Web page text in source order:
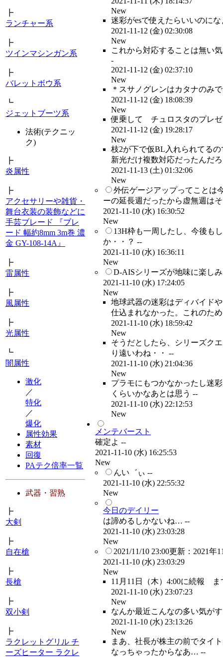
┣
ランチャー系
┣
ツインマシンガン系
┣
バレットボウ系
┗
ジェットブーツ系
法術(テクニッ
ク)
┣
炎属性
┣
アクセサリーや雑貨・
舞台衣装の装飾などに
手芸ブレード 『ブレ
ード 幅約8mm 3m巻 濃
金 GY-108-14A』
┣
雷属性
┣
風属性
┣
光属性
┗
闇属性
激化
／
特化
／
爆化
属性効果
素材
回復
PAテク倍率一覧
武器・習熟
┣
大剣
┣
自在槍
┣
長槍
┣
双小剣
┣
ラクレットグリル チ
ーズヒーター ラクレ
New
迷彩がesで使えたらいいのに
2021-11-12 (金) 02:30:08
New
これから対応することは無い
-
2021-11-12 (金) 02:37:10
New
＊スサノグレンはカタナのみ
2021-11-12 (金) 18:08:39
New
便乗して チュロスタのプレ
2021-11-12 (金) 19:28:17
New
枝2が下で仮BL入れられてる
新光だけ複数対応だったんだ
2021-11-13 (土) 01:32:06
New
外伝ゲージアップってこと
ーの延長週だったから虚無週は
2021-11-10 (水) 16:30:52
New
13H枠も一周したし、今後も
か・・？ --
2021-11-10 (水) 16:36:11
New
D-AISシリーズが地味に楽し
2021-11-10 (水) 17:24:05
New
地球武器の迷彩はディバイド
仕込まれなかった。これのた
2021-11-10 (水) 18:59:42
New
そうだとしたら、シリーズク
り遠いわね・・ --
2021-11-10 (水) 21:04:36
New
プラモにもつかなかったし迷
くらいかなあとは思う --
2021-11-10 (水) 22:12:53
New
メンテバースト
確定よ --
2021-11-10 (水) 16:25:53
New
んい゛ぃ --
2021-11-10 (水) 22:55:32
New
今日のデイリー
は諦めるしかないね… --
2021-11-10 (水) 23:03:28
New
2021/11/10 23:00更新：2021年
2021-11-10 (水) 23:03:29
New
11月11日（木）4:00に続報
2021-11-10 (水) 23:07:23
New
なんか最近こんなの多い気が
2021-11-10 (水) 23:13:26
New
まあ、社長が株主の前でタイ
なっちゃったからなあ… --